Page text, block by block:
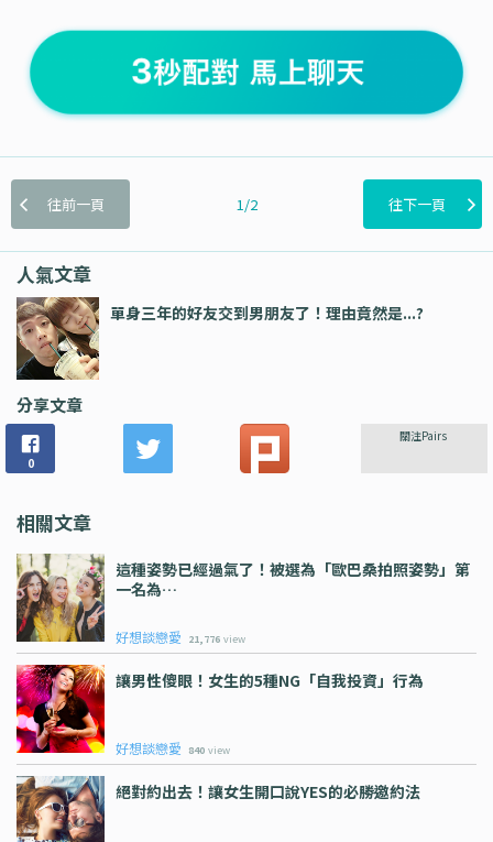
往前一頁 1/2 往下一頁
人氣文章
單身三年的好友交到男朋友了！理由竟然是...?
分享文章
0
關注Pairs
相關文章
這種姿勢已經過氣了！被選為「歐巴桑拍照姿勢」第
一名為…
好想談戀愛 21,776 view
讓男性傻眼！女生的5種NG「自我投資」行為
好想談戀愛 840 view
絕對約出去！讓女生開口說YES的必勝邀約法